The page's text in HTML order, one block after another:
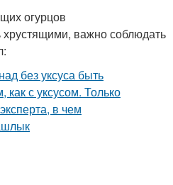
огурцов
важно соблюдать